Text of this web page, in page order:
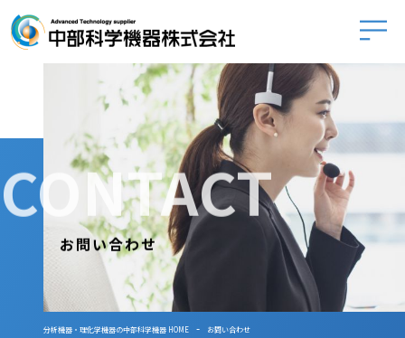
中部科
CONTACT
お問い合わせ
分析機器・理化学機器の中部科学機器 HOME - お問い合わせ